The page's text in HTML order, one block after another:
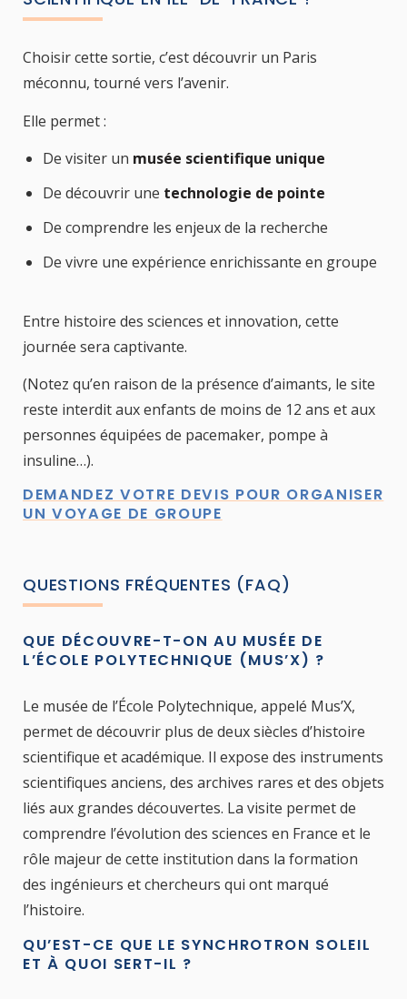
Choisir cette sortie, c’est découvrir un Paris
méconnu, tourné vers l’avenir.
Elle permet :
De visiter un musée scientifique unique
De découvrir une technologie de pointe
De comprendre les enjeux de la recherche
De vivre une expérience enrichissante en groupe
Entre histoire des sciences et innovation, cette
journée sera captivante.
(Notez qu’en raison de la présence d’aimants, le site
reste interdit aux enfants de moins de 12 ans et aux
personnes équipées de pacemaker, pompe à
insuline…).
DEMANDEZ VOTRE DEVIS POUR ORGANISER
UN VOYAGE DE GROUPE
QUESTIONS FRÉQUENTES (FAQ)
QUE DÉCOUVRE-T-ON AU MUSÉE DE
L’ÉCOLE POLYTECHNIQUE (MUS’X) ?
Le musée de l’École Polytechnique, appelé Mus’X,
permet de découvrir plus de deux siècles d’histoire
scientifique et académique. Il expose des instruments
scientifiques anciens, des archives rares et des objets
liés aux grandes découvertes. La visite permet de
comprendre l’évolution des sciences en France et le
rôle majeur de cette institution dans la formation
des ingénieurs et chercheurs qui ont marqué
l’histoire.
QU’EST-CE QUE LE SYNCHROTRON SOLEIL
ET À QUOI SERT-IL ?